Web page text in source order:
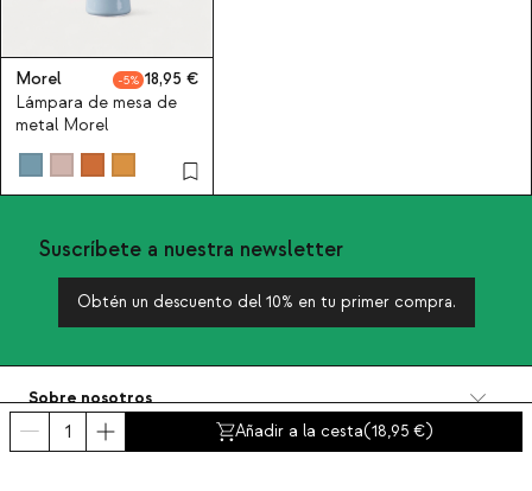
Añadir a la cesta(18,95 )
Morel 5
18,95
Lámpara de mesa de
metal Morel
Suscríbete a nuestra newsletter
Obtén un descuento del 10% en tu primer compra.
Sobre nosotros
Categorías
Contacto y ayuda